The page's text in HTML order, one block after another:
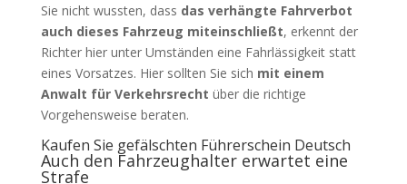
Sie nicht wussten, dass das verhängte Fahrverbot
auch dieses Fahrzeug miteinschließt, erkennt der
Richter hier unter Umständen eine Fahrlässigkeit statt
eines Vorsatzes. Hier sollten Sie sich mit einem
Anwalt für Verkehrsrecht über die richtige
Vorgehensweise beraten.
Kaufen Sie gefälschten Führerschein Deutsch
Auch den Fahrzeughalter erwartet eine
Strafe